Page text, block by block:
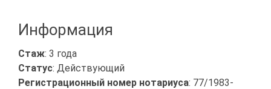
Информация
Стаж: 3 года
Статус: Действующий
Регистрационный номер нотариуса: 77/1983-